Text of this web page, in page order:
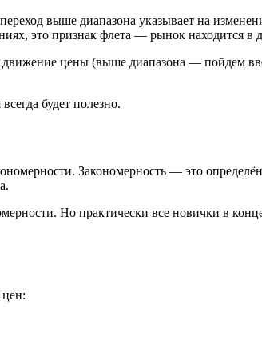
выше диапазона указывает на
это признак флета — рынок находится в
цены (выше диапазона — пойдем
будет полезно.
Закономерность — это
Но практически все новички в
цен: